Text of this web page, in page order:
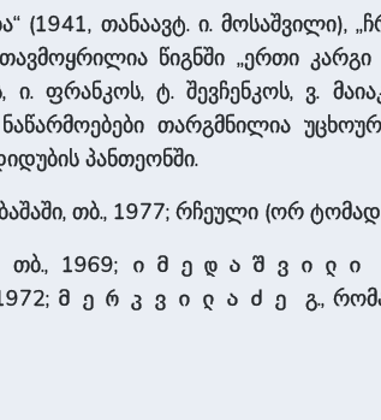
(1941, თანაავტ. ი. მოსაშვილი),
წიგნში „ერთი კარგი
ფრანკოს, ტ. შევჩენკოს, ვ.
თარგმნილია
პანთეონში.
თბ., 1977; რჩეული (ორ
თბ., 1969; იმედაშვილი
მერკვილაძე
გ.,